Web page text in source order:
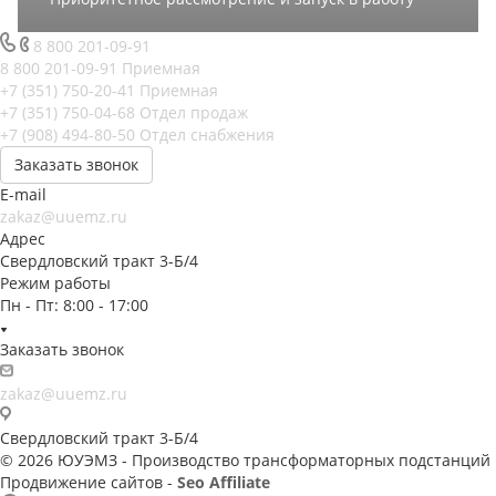
8 800 201-09-91
8 800 201-09-91 Приемная
+7 (351) 750-20-41 Приемная
+7 (351) 750-04-68 Отдел продаж
+7 (908) 494-80-50 Отдел снабжения
Заказать звонок
E-mail
zakaz@uuemz.ru
Адрес
Свердловский тракт 3-Б/4
Режим работы
Пн - Пт: 8:00 - 17:00
Заказать звонок
zakaz@uuemz.ru
Свердловский тракт 3-Б/4
© 2026 ЮУЭМЗ - Производство трансформаторных подстанций
Продвижение сайтов - Seo Affiliate